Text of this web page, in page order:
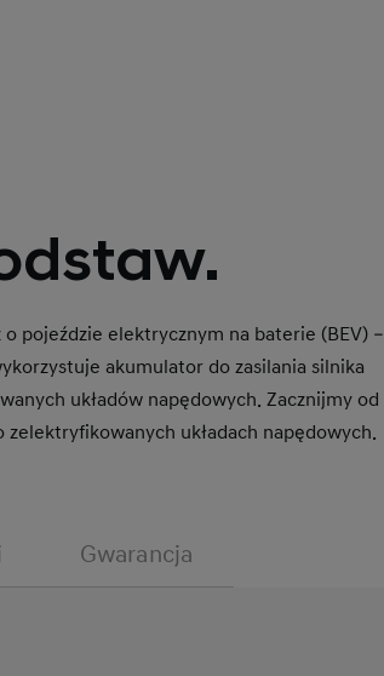
pojeździe elektrycznym na baterie (BEV) –
akumulator do zasilania silnika
układów napędowych. Zacznijmy od
układach napędowych.
Gwarancja